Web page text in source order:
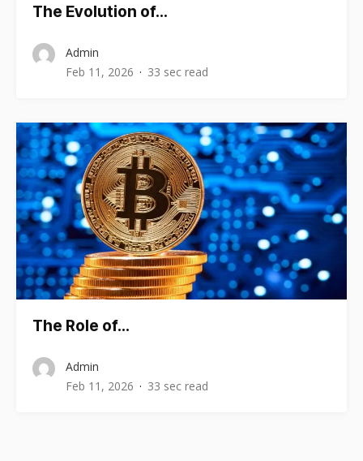
The Evolution of…
Admin
Feb 11, 2026
33 sec read
The Role of…
Admin
Feb 11, 2026
33 sec read